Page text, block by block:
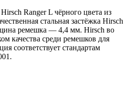
Ranger L чёрного цвета из
стальная застёжка Hirsch
ремешка — 4,4 мм. Hirsch во
качества среди ремешков для
соответствует стандартам